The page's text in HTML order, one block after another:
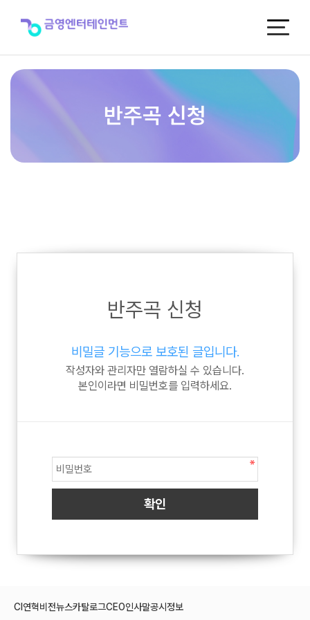
반주곡 신청
반주곡 신청
비밀글 기능으로 보호된 글입니다.
작성자와 관리자만 열람하실 수 있습니다.
본인이라면 비밀번호를 입력하세요.
CI 연혁비전뉴스카탈로그CEO인사말공시정보